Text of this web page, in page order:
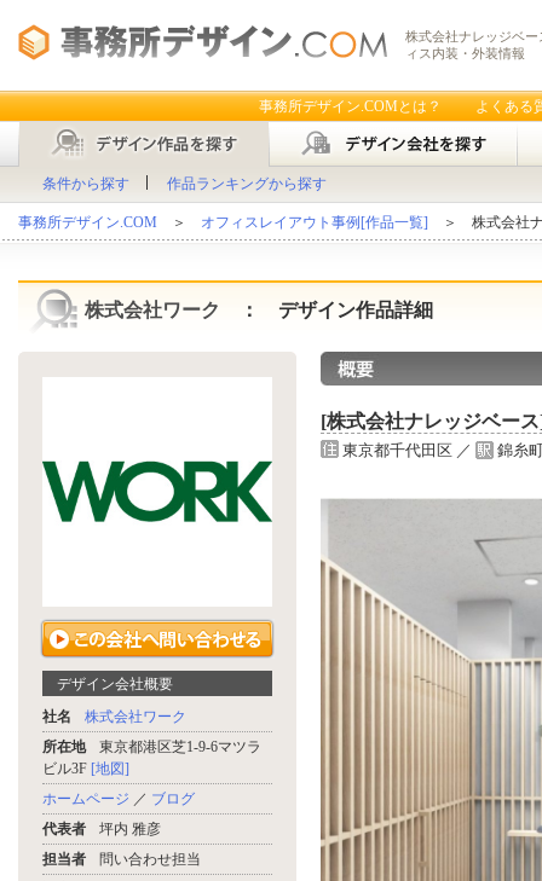
株式会社ナレッジベ
ィス内装・外装情報
事務所デザイン.COMとは？ よくある
条件から探す 作品ランキングから探す
事務所デザイン.COM ＞ オフィスレイアウト事例[作品一覧] ＞ 株式会社ナ
株式会社ワーク ： デザイン作品詳細
デザイン会社概要
社名
株式会社ワーク
所在地
東京都港区芝1-9-6マツラ
ビル3F [地図]
ホームページ ／ ブログ
代表者
坪内 雅彦
担当者
問い合わせ担当
[株式会社ナレッジベー
東京都千代田区 ／ 錦糸